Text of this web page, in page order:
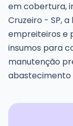
em cobertura,
Cruzeiro - SP,
empreiteiros e
insumos para
manutenção
abastecimento